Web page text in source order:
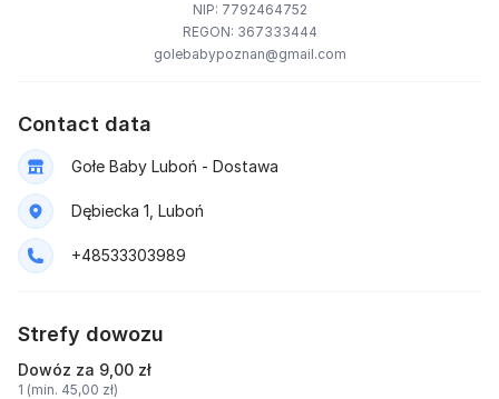
NIP: 7792464752
REGON: 367333444
golebabypoznan@gmail.com
Contact data
Gołe Baby Luboń - Dostawa
Dębiecka 1, Luboń
+48533303989
Strefy dowozu
Dowóz za 9,00 zł
1 (min. 45,00 zł)